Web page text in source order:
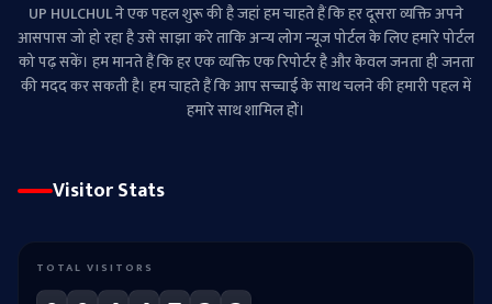
UP HULCHUL ने एक पहल शुरू की है जहां हम चाहते हैं कि हर दूसरा व्‍यक्ति अपने
आसपास जो हो रहा है उसे साझा करे ताकि अन्‍य लोग न्‍यूज पोर्टल के लिए हमारे पोर्टल
को पढ़ सकें। हम मानते हैं कि हर एक व्यक्ति एक रिपोर्टर है और केवल जनता ही जनता
की मदद कर सकती है। हम चाहते हैं कि आप सच्चाई के साथ चलने की हमारी पहल में
हमारे साथ शामिल हों।
Visitor Stats
TOTAL VISITORS